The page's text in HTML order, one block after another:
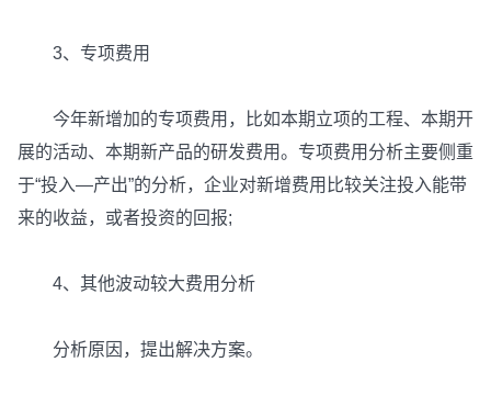
3、专项费用
今年新增加的专项费用，比如本期立项的工程、本期开
展的活动、本期新产品的研发费用。专项费用分析主要侧重
于“投入—产出”的分析，企业对新增费用比较关注投入能带
来的收益，或者投资的回报;
4、其他波动较大费用分析
分析原因，提出解决方案。